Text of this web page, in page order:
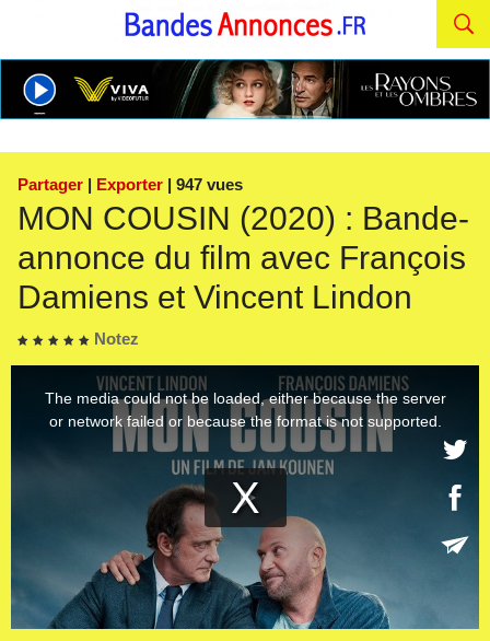
Partager | Exporter | 947 vues
MON COUSIN (2020) : Bande-
annonce du film avec François
Damiens et Vincent Lindon
Notez